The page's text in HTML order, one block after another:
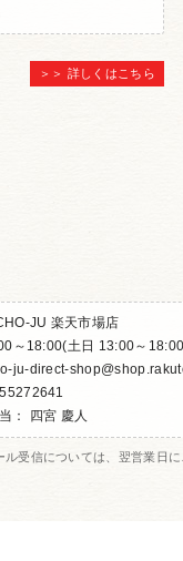
＞＞ 詳しくはこちら
JU 楽天市場店
～18:00(土日 13:00～
ju-direct-
： 四宮 慶人
ル受信については、翌営業日